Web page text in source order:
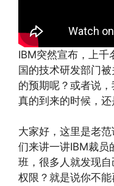
IBM突然宣布，上千
国的技术研发部门
的预期呢？或者说
真的到来的时候，
大家好，这里是老
们来讲一讲IBM裁员
班，很多人就发现
权限？就是说你不